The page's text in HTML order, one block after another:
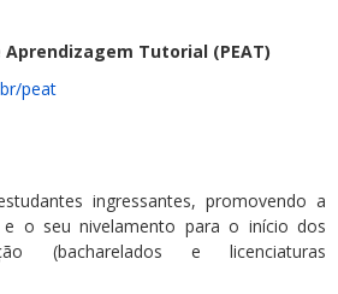
Aprendizagem Tutorial (PEAT)
peat
ingressantes, promovendo a
o seu nivelamento para o início dos
(bacharelados e licenciaturas